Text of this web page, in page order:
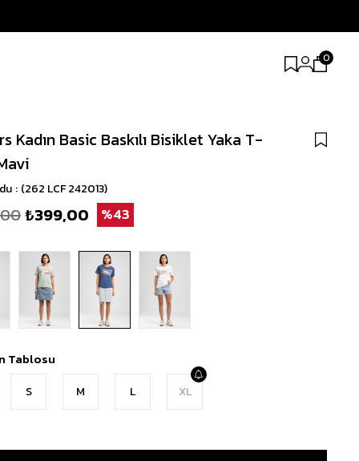
0
Kadın Basic Baskılı Bisiklet Yaka T-
(262 LCF 242013)
₺399,00 43
Tablosu
S M L XL